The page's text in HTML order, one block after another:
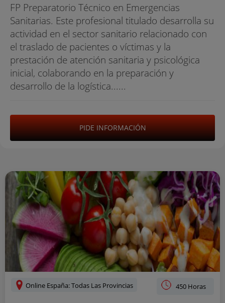
FP Preparatorio Técnico en Emergencias
Sanitarias. Este profesional titulado desarrolla su
actividad en el sector sanitario relacionado con
el traslado de pacientes o víctimas y la
prestación de atención sanitaria y psicológica
inicial, colaborando en la preparación y
desarrollo de la logística......
PIDE INFORMACIÓN
Online España: Todas Las Provincias 450 Horas